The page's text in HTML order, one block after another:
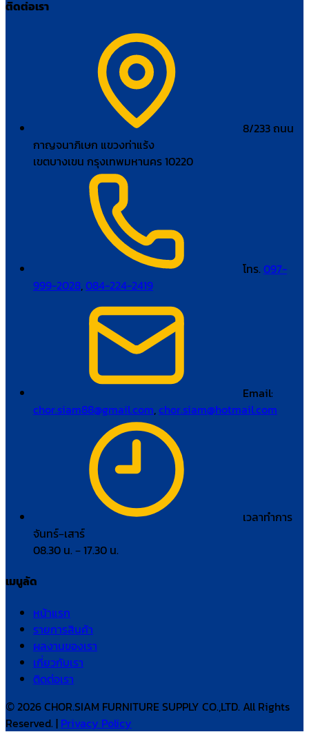
ติดต่อเรา
8/233 ถนน
กาญจนาภิเษก แขวงท่าแร้ง
เขตบางเขน กรุงเทพมหานคร 10220
โทร. 097-
999-2028,084-224-2419
Email:
chor.siam88@gmail.com,chor.siam@hotmail.com
เวลาทำการ
จันทร์–เสาร์
08.30 น. – 17.30 น.
เมนูลัด
หน้าแรก
รายการสินค้า
ผลงานของเรา
เกี่ยวกับเรา
ติดต่อเรา
© 2026 CHOR.SIAM FURNITURE SUPPLY CO.,LTD. All Rights
Reserved. | Privacy Policy